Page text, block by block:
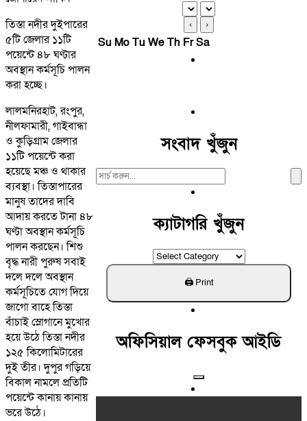
তিস্তা নদীর দুইপারের
৫টি জেলার ১১টি
পয়েন্টে ৪৮ ঘণ্টার
অবস্থান কর্মসূচি পালন
করা হচ্ছে।
লালমনিরহাট, রংপুর,
নীলফামারী, গাইবান্ধা
ও কুড়িগ্রাম জেলার
১১টি পয়েন্টে করা
হয়েছে মঞ্চ ও থাকার
ব্যবস্থা। তিস্তাপারের
মানুষ তাদের দাবি
আদায় করতে টানা ৪৮
ঘণ্টা অবস্থান কর্মসূচি
পালন করছেন। শিশু
বৃদ্ধ নারী পুরুষ সবাই
দলে দলে অবস্থান
কর্মসূচিতে যোগ দিয়ে
জাগো বাহে তিস্তা
বাঁচাই স্লোগানে মুখোর
হয়ে উঠে তিস্তা নদীর
১২৫ কিলোমিটারের
দুই তীর। দুপুর গড়িয়ে
বিকাল নামলে প্রতিটি
পয়েন্টে কানায় কানায়
ভরে উঠে।
‹ ›
Su MoTu WeTh FrSa
সংবাদ খুঁজুন
Search
ক্যাটাগরি খুঁজুন
ক্যাটাগরি
খুঁজুন
অফিসিয়াল ফেসবুক আইডি